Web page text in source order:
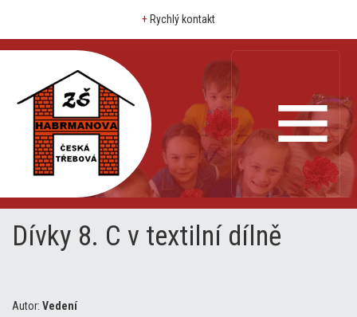
+ Rychlý kontakt
Dívky 8. C v textilní dílně
Autor: Vedení